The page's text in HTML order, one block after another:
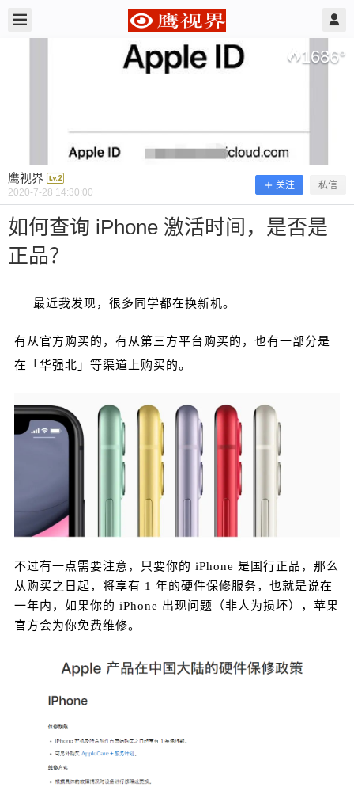
1686°
鹰视界
2020-7-28 14:30:00
关注 私信
如何查询 iPhone 激活时间，是否是
正品？
最近我发现，很多同学都在换新机。
有从官方购买的，有从第三方平台购买的，也有一部分是
在「华强北」等渠道上购买的。
不过有一点需要注意，只要你的 iPhone 是国行正品，那么
从购买之日起，将享有 1 年的硬件保修服务，也就是说在
一年内，如果你的 iPhone 出现问题（非人为损坏），苹果
官方会为你免费维修。
鹰视界 @ 鹰视界 2020/7/28
如何查询 iPhone 激活时间，是否是正
最近我发现，很多同学都在换新机。 有从官方购买
的，有从第三方平台购买的，也有一部分是在「华
要你的 iPhone 是国行正品，那么从购买之日起，将
享有 1 年的硬件保修服务，也就是说在一年内，如
果你的 iPhone 出现问题（非人为损坏），苹果官方
会为你免费维修。 但如果是意外损坏，例如屏幕摔
坏、设备进水等，则需要自费进行维修。 当然，我
知道很多人买完手机以后，没过多久就把保修日期
忘了… 哎妹：没错，说的就是我~ 一般我们要自己
查询的话，还要去官网，虽然方法没毛病，但有点
费时费力。 其实现在无需登录苹果官网，可以直接
在 iPhone 上通过“Apple 支持”进行查询。 如果还没
有下载“Apple 支持”的同学，可以前往 App Store 免
费下载和获取。 查看 iPhone 的保修日期： 打开 A
情”，可以查看具体的保修日期。 查看其他苹果设备
的保修日期： 还是刚才这个界面，点击左上角的“产
品”，可以看到所有登录同一个 Apple ID 的苹果设
备。 选择任意一款产品后，并点击“设备详情”，就
可以查看到保修日期。 当然，有些设备可能没有登
录同一个 Apple ID，那么这时候想要查询的话，点
击右上角的“放大镜”图标，然后搜索“保修”。 点击